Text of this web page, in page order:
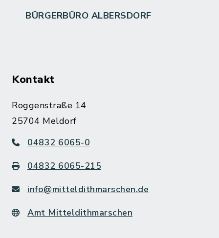
BÜRGERBÜRO ALBERSDORF
Kontakt
Roggenstraße 14
25704 Meldorf
04832 6065-0
04832 6065-215
info@mitteldithmarschen.de
Amt Mitteldithmarschen